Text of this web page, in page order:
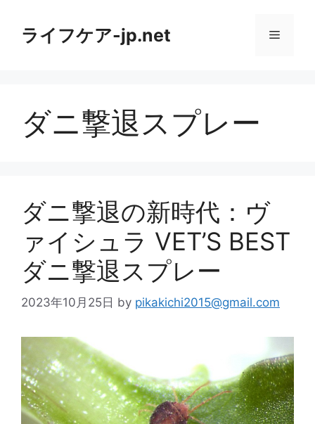
ライフケア-jp.net メ
ダニ撃退スプレー
ダニ撃退の新時代：ヴ
ァイシュラ VET’S BEST
ダニ撃退スプレー
2023年10月25日 by pikakichi2015@gmail.com